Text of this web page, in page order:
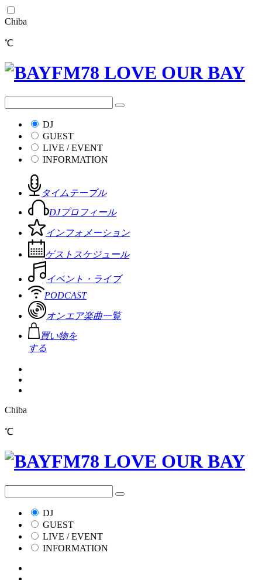
Chiba
℃
DJ
GUEST
LIVE / EVENT
INFORMATION
タイムテーブル
DJプロフィール
インフォメーション
ゲストスケジュール
イベント・ライブ
PODCAST
オンエア楽曲一覧
買い物を
する
Chiba
℃
DJ
GUEST
LIVE / EVENT
INFORMATION